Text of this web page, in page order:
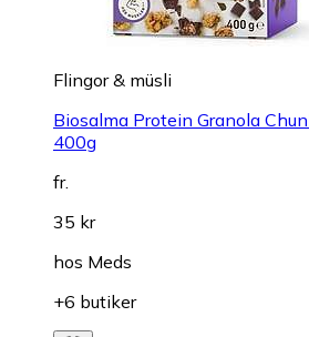
Flingor & müsli
Biosalma Protein Granola
400g
fr.
35 kr
hos Meds
+6 butiker